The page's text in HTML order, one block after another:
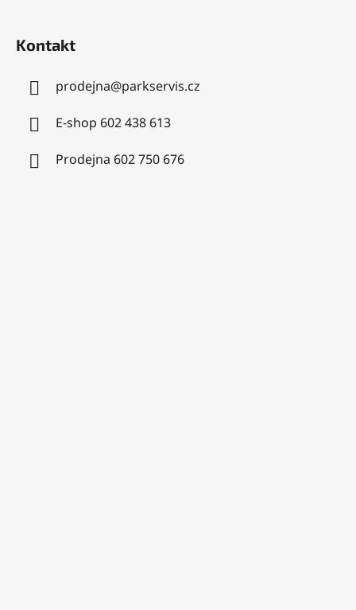
Kontakt
prodejna@parkservis.cz
E-shop 602 438 613
Prodejna 602 750 676